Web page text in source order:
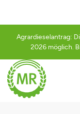
Agrardieselantrag:
2026 möglich.
Ansprechpartner
Mitglied werden
Abrechnung
Agrardieselantrag
Auto
Strom
Registrierung